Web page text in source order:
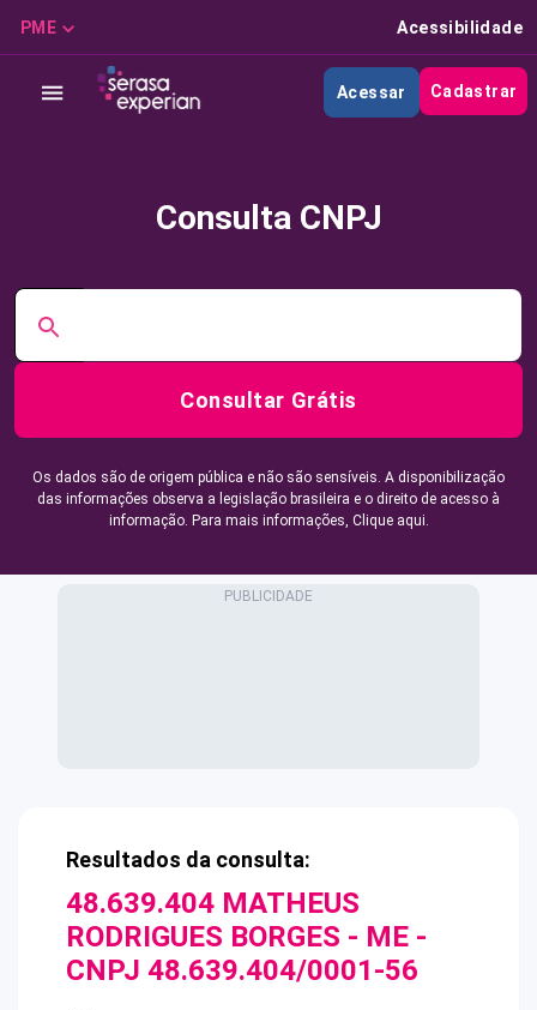
PME Acessibilidade
Acessar Cadastrar
Consulta CNPJ
Consultar Grátis
Os dados são de origem pública e não são sensíveis. A disponibilização
das informações observa a legislação brasileira e o direito de acesso à
informação. Para mais informações, Clique aqui.
Resultados da consulta:
48.639.404 MATHEUS
RODRIGUES BORGES - ME -
CNPJ 48.639.404/0001-56